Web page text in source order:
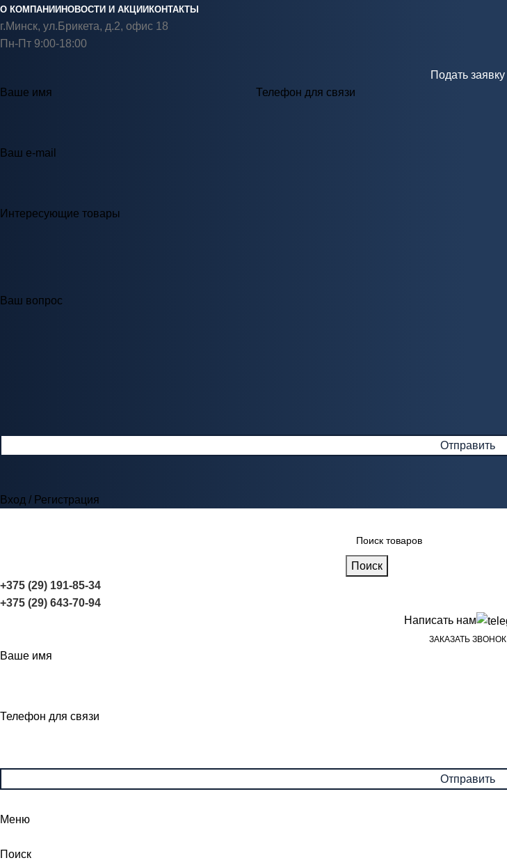
О КОМПАНИИ НОВОСТИ И АКЦИИ КОНТАКТЫ
г.Минск, ул.Брикета, д.2, офис 18
Пн-Пт 9:00-18:00
Подать заявку
Ваше имя
Телефон для связи
Ваш e-mail
Интересующие товары
Ваш вопрос
Вход / Регистрация
Поиск
+375 (29) 191-85-34
+375 (29) 643-70-94
Написать нам
ЗАКАЗАТЬ ЗВОНОК
Ваше имя
Телефон для связи
Меню
Поиск